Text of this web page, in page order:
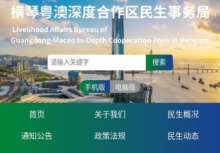
搜索
手机版 电脑版
首页 关于我们 民生概况
通知公告 政策法规 民生动态